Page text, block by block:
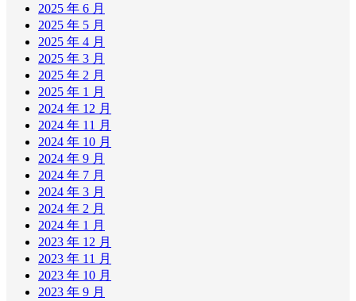
2025 年 6 月
2025 年 5 月
2025 年 4 月
2025 年 3 月
2025 年 2 月
2025 年 1 月
2024 年 12 月
2024 年 11 月
2024 年 10 月
2024 年 9 月
2024 年 7 月
2024 年 3 月
2024 年 2 月
2024 年 1 月
2023 年 12 月
2023 年 11 月
2023 年 10 月
2023 年 9 月